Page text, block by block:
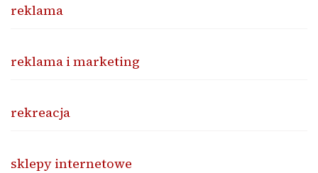
reklama
reklama i marketing
rekreacja
sklepy internetowe